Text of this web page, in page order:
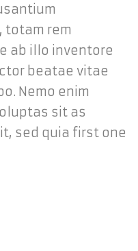
totam rem
ab illo inventore
beatae vitae
Nemo enim
sit as
sed quia first one